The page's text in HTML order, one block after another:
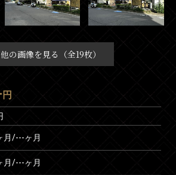
の画像を見る（全19枚）
円
月/---ヶ月
月/---ヶ月